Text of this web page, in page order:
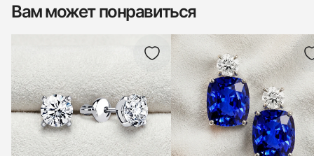
Вам может понравиться